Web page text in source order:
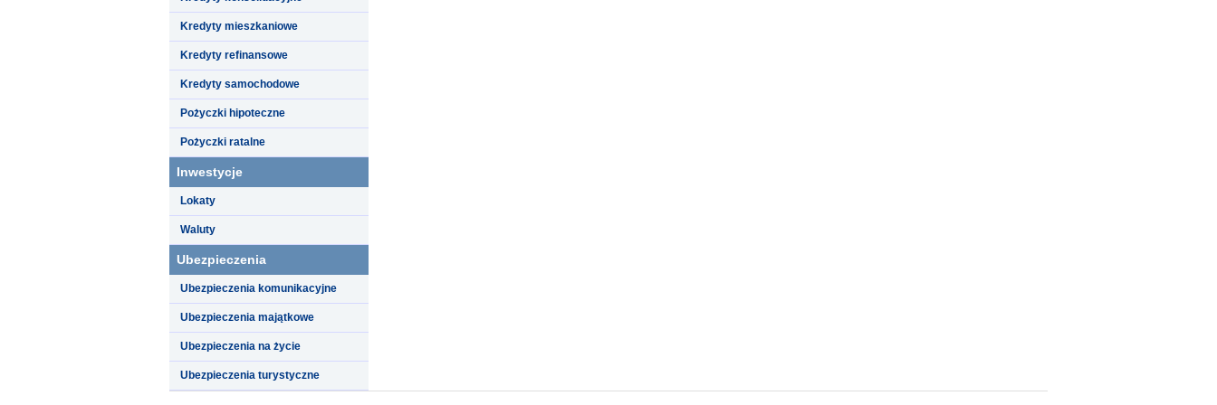
Kredyty mieszkaniowe
Kredyty refinansowe
Kredyty samochodowe
Pożyczki hipoteczne
Pożyczki ratalne
Inwestycje
Lokaty
Waluty
Ubezpieczenia
Ubezpieczenia komunikacyjne
Ubezpieczenia majątkowe
Ubezpieczenia na życie
Ubezpieczenia turystyczne